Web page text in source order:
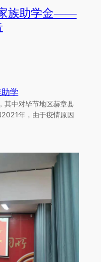
族助学金——
学
其中对毕节地区赫章县
年，由于疫情原因